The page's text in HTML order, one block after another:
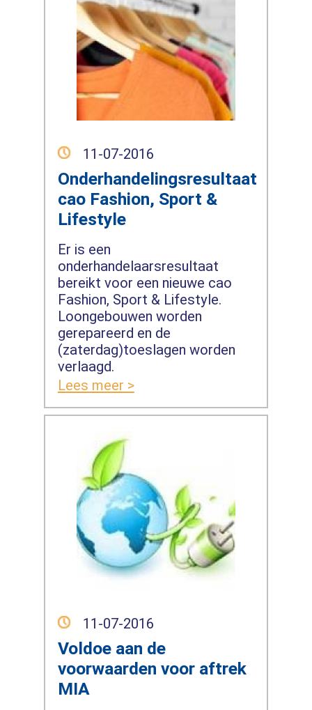
11-07-2016
Onderhandelingsresultaat
cao Fashion, Sport &
Lifestyle
Er is een
onderhandelaarsresultaat
bereikt voor een nieuwe cao
Fashion, Sport & Lifestyle.
Loongebouwen worden
gerepareerd en de
(zaterdag)toeslagen worden
verlaagd.
Lees meer >
11-07-2016
Voldoe aan de
voorwaarden voor aftrek
MIA